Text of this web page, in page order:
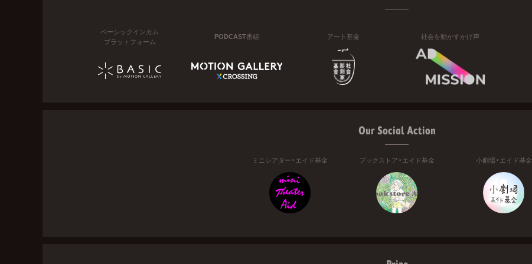
ベーシックインカム
プラットフォーム
PODCAST番組 アート基金 社会を動かすかけ声
Our Social Action
ミニシアター・エイド基金 ブックストア・エイド基金 小劇場・エイド基金